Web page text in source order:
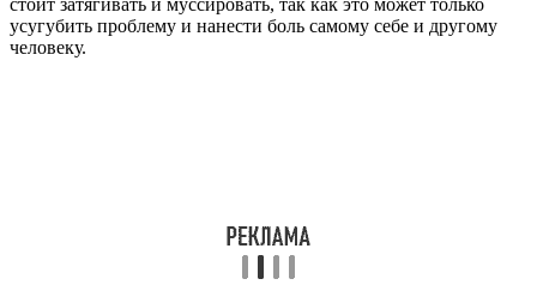
стоит затягивать и муссировать, так как это может только
усугубить проблему и нанести боль самому себе и другому
человеку.